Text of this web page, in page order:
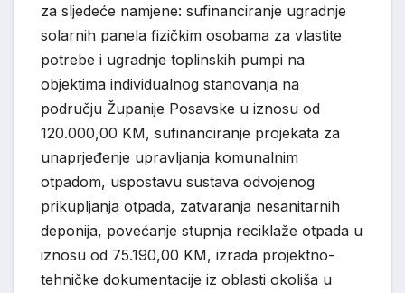
za sljedeće namjene: sufinanciranje ugradnje
solarnih panela fizičkim osobama za vlastite
potrebe i ugradnje toplinskih pumpi na
objektima individualnog stanovanja na
području Županije Posavske u iznosu od
120.000,00 KM, sufinanciranje projekata za
unaprjeđenje upravljanja komunalnim
otpadom, uspostavu sustava odvojenog
prikupljanja otpada, zatvaranja nesanitarnih
deponija, povećanje stupnja reciklaže otpada u
iznosu od 75.190,00 KM, izrada projektno-
tehničke dokumentacije iz oblasti okoliša u